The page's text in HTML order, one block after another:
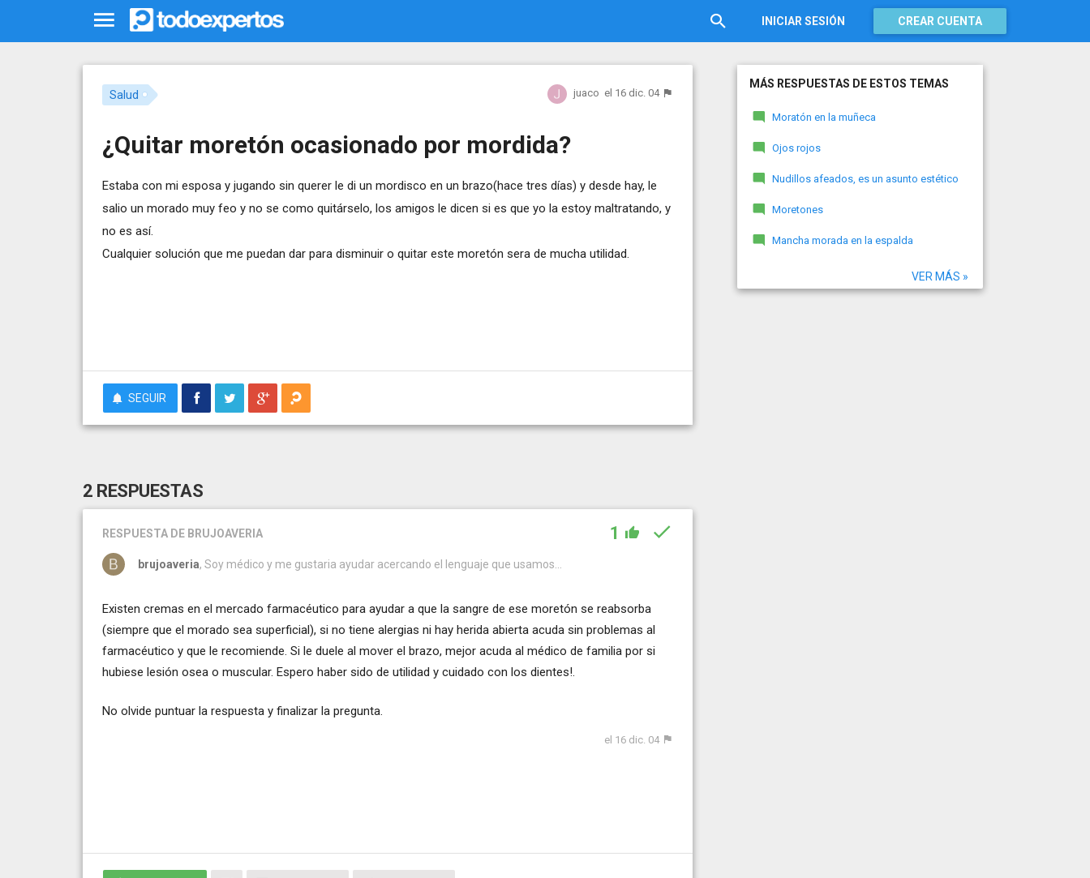
INICIAR SESIÓN CREAR CUENTA
Salud juaco el 16 dic. 04
¿Quitar moretón ocasionado por mordida?
Estaba con mi esposa y jugando sin querer le di un mordisco en un brazo(hace tres días) y desde hay, le
salio un morado muy feo y no se como quitárselo, los amigos le dicen si es que yo la estoy maltratando, y
no es así.
Cualquier solución que me puedan dar para disminuir o quitar este moretón sera de mucha utilidad.
SEGUIR
2 RESPUESTAS
RESPUESTA DE BRUJOAVERIA 1
brujoaveria, Soy médico y me gustaria ayudar acercando el lenguaje que usamos...
Existen cremas en el mercado farmacéutico para ayudar a que la sangre de ese moretón se reabsorba
(siempre que el morado sea superficial), si no tiene alergias ni hay herida abierta acuda sin problemas al
farmacéutico y que le recomiende. Si le duele al mover el brazo, mejor acuda al médico de familia por si
hubiese lesión osea o muscular. Espero haber sido de utilidad y cuidado con los dientes!.
No olvide puntuar la respuesta y finalizar la pregunta.
el 16 dic. 04
MÁS RESPUESTAS DE ESTOS TEMAS
Moratón en la muñeca
Ojos rojos
Nudillos afeados, es un asunto estético
Moretones
Mancha morada en la espalda
VER MÁS »